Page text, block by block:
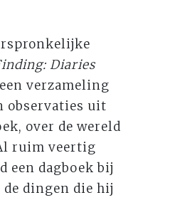
Diaries
verzameling
observaties uit
over de wereld
ruim veertig
een dagboek bij
dingen die hij